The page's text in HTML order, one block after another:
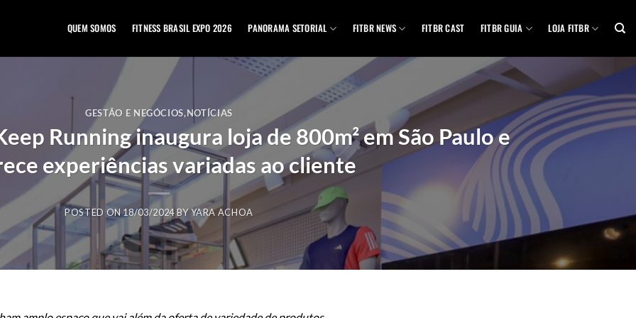
QUEM SOMOS FITNESS BRASIL EXPO 2026 PANORAMA SETORIAL FITBR NEWS FITBR CAST FITBR GUIA LOJA FITBR
GESTÃO E NEGÓCIOS,NOTÍCIAS
Running inaugura loja de 800m² em São Paulo e
experiências variadas ao cliente
POSTED ON18/03/2024BYYARA ACHOA